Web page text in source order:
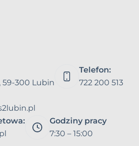
59-300 Lubin
Telefon:
722 200 513
Godziny pracy
7:30 – 15:00